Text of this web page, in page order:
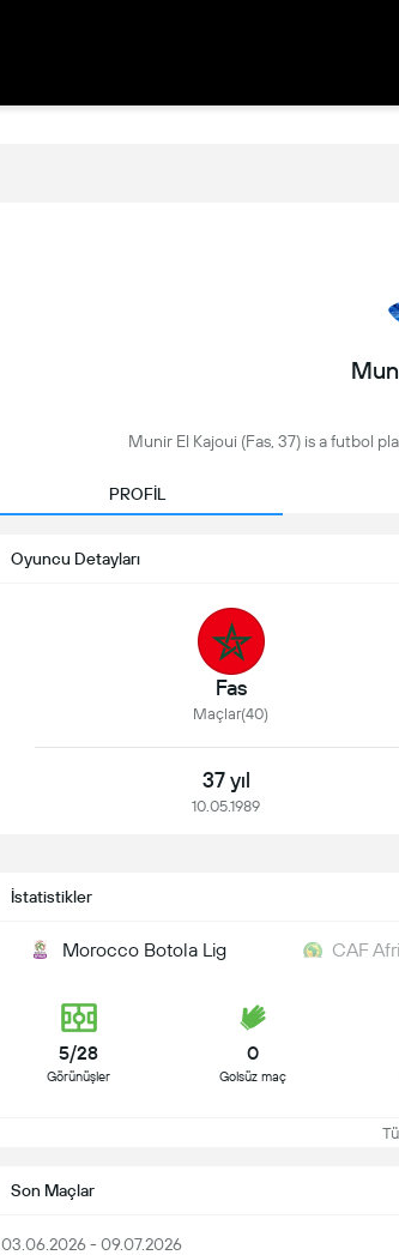
Munir El Kajoui (Fas, 37) is a futbol
PROFİL
Oyuncu Detayları
Fas
Maçlar(40)
37 yıl
10.05.1989
İstatistikler
Morocco Botola Lig CAF
5/28
Görünüşler
0
Golsüz maç
Son Maçlar
03.06.2026 - 09.07.2026